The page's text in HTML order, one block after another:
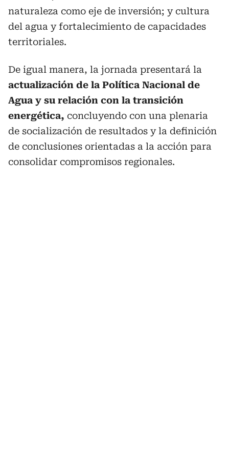
naturaleza como eje de inversión; y cultura
del agua y fortalecimiento de capacidades
territoriales.
De igual manera, la jornada presentará la
actualización de la Política Nacional de
Agua y su relación con la transición
energética, concluyendo con una plenaria
de socialización de resultados y la definición
de conclusiones orientadas a la acción para
consolidar compromisos regionales.